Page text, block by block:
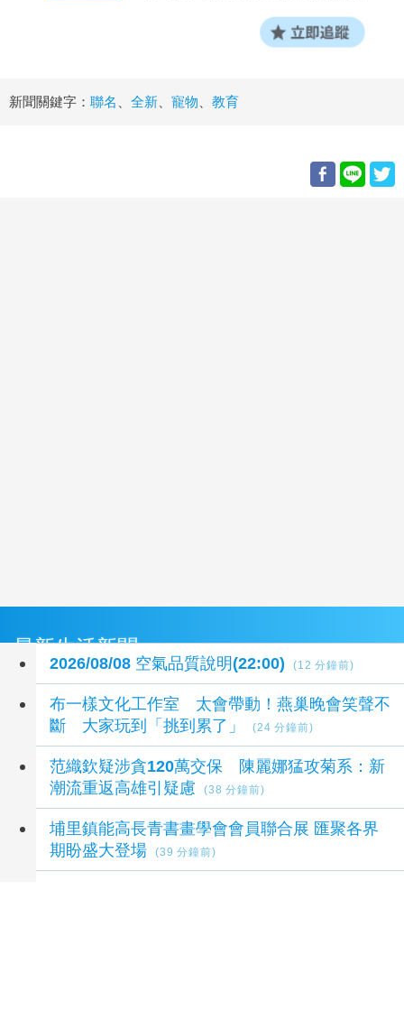
新聞關鍵字： 聯名 全新 寵物 教育
最新生活新聞
2026/08/08 空氣品質說明(22:00) (12 分鐘前)
布一樣文化工作室 太會帶動！燕巢晚會笑聲不
斷 大家玩到「挑到累了」
(24 分鐘前)
范織欽疑涉貪120萬交保 陳麗娜猛攻菊系：新
潮流重返高雄引疑慮
(38 分鐘前)
埔里鎮能高長青書畫學會會員聯合展 匯聚各界
期盼盛大登場
(39 分鐘前)